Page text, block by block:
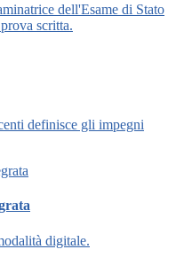
dell'Esame di Stato
scritta.
definisce gli impegni
digitale.